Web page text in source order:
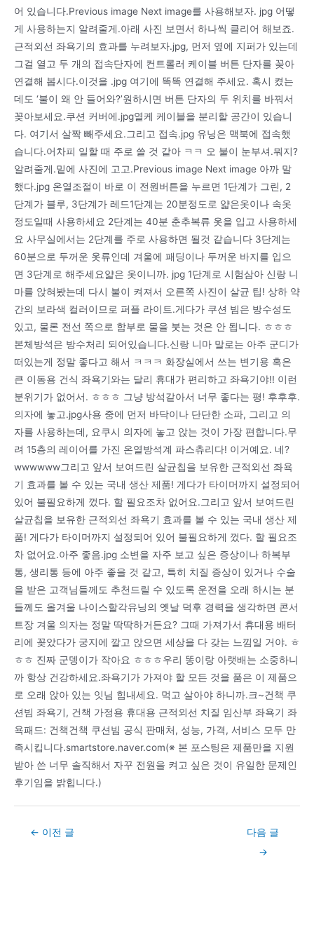
어 있습니다.Previous image Next image를 사용해보자. jpg 어떻
게 사용하는지 알려줄게.아래 사진 보면서 하나씩 클리어 해보죠.
근적외선 좌욕기의 효과를 누려보자.jpg, 먼저 옆에 지퍼가 있는데
그걸 열고 두 개의 접속단자에 컨트롤러 케이블 버튼 단자를 꽂아
연결해 봅시다.이것을 .jpg 여기에 똑똑 연결해 주세요. 혹시 켰는
데도 ‘불이 왜 안 들어와?’원하시면 버튼 단자의 두 위치를 바꿔서
꽂아보세요.쿠션 커버에.jpg열케 케이블을 분리할 공간이 있습니
다. 여기서 살짝 빼주세요.그리고 접속.jpg 유닝은 맥북에 접속했
습니다.어차피 일할 때 주로 쓸 것 같아 ㅋㅋ 오 불이 눈부셔.뭐지?
알려줄게.밑에 사진에 고고.Previous image Next image 아까 말
했다.jpg 온열조절이 바로 이 전원버튼을 누르면 1단계가 그린, 2
단계가 블루, 3단계가 레드1단계는 20분정도로 얇은옷이나 속옷
정도일때 사용하세요 2단계는 40분 춘추복류 옷을 입고 사용하세
요 사무실에서는 2단계를 주로 사용하면 될것 같습니다 3단계는
60분으로 두꺼운 옷류인데 겨울에 패딩이나 두꺼운 바지를 입으
면 3단계로 해주세요얇은 옷이니까. jpg 1단계로 시험삼아 신랑 니
마를 앉혀봤는데 다시 불이 켜져서 오른쪽 사진이 살균 팁! 상하 약
간의 보라색 컬러이므로 퍼플 라이트.게다가 쿠션 빔은 방수성도
있고, 물론 전선 쪽으로 함부로 물을 붓는 것은 안 됩니다. ㅎㅎㅎ
본체방석은 방수처리 되어있습니다.신랑 니마 말로는 아주 군디가
떠있는게 정말 좋다고 해서 ㅋㅋㅋ 화장실에서 쓰는 변기용 혹은
큰 이동용 건식 좌욕기와는 달리 휴대가 편리하고 좌욕기야!! 이런
분위기가 없어서. ㅎㅎㅎ 그냥 방석같아서 너무 좋다는 평! 후후후.
의자에 놓고.jpg사용 중에 먼저 바닥이나 단단한 소파, 그리고 의
자를 사용하는데, 요쿠시 의자에 놓고 앉는 것이 가장 편합니다.무
려 15층의 레이어를 가진 온열방석계 파스츄리다! 이거예요. 네?
wwwwww그리고 앞서 보여드린 살균칩을 보유한 근적외선 좌욕
기 효과를 볼 수 있는 국내 생산 제품! 게다가 타이머까지 설정되어
있어 불필요하게 껐다. 할 필요조차 없어요.그리고 앞서 보여드린
살균칩을 보유한 근적외선 좌욕기 효과를 볼 수 있는 국내 생산 제
품! 게다가 타이머까지 설정되어 있어 불필요하게 껐다. 할 필요조
차 없어요.아주 좋음.jpg 소변을 자주 보고 싶은 증상이나 하복부
통, 생리통 등에 아주 좋을 것 같고, 특히 치질 증상이 있거나 수술
을 받은 고객님들께도 추천드릴 수 있도록 운전을 오래 하시는 분
들께도 올겨울 나이스할각유닝의 옛날 덕후 경력을 생각하면 콘서
트장 겨울 의자는 정말 딱딱하거든요? 그때 가져가서 휴대용 배터
리에 꽂았다가 궁지에 깔고 앉으면 세상을 다 갖는 느낌일 거야. ㅎ
ㅎㅎ 진짜 군뎅이가 작아요 ㅎㅎㅎ우리 똥이랑 아랫배는 소중하니
까 항상 건강하세요.좌욕기가 가져야 할 모든 것을 품은 이 제품으
로 오래 앉아 있는 잇님 힘내세요. 먹고 살아야 하니까.크~건책 쿠
션빔 좌욕기, 건책 가정용 휴대용 근적외선 치질 임산부 좌욕기 좌
욕패드: 건책건책 쿠션빔 공식 판매처, 성능, 가격, 서비스 모두 만
족시킵니다.smartstore.naver.com(※ 본 포스팅은 제품만을 지원
받아 쓴 너무 솔직해서 자꾸 전원을 켜고 싶은 것이 유일한 문제인
후기임을 밝힙니다.)
Post← 이전 글
다음 글
→